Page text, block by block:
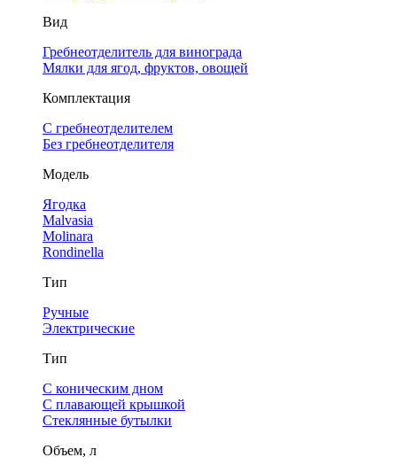
Вид
Гребнеотделитель для винограда
Мялки для ягод, фруктов, овощей
Комплектация
С гребнеотделителем
Без гребнеотделителя
Модель
Ягодка
Malvasia
Molinara
Rondinella
Тип
Ручные
Электрические
Тип
С коническим дном
С плавающей крышкой
Стеклянные бутылки
Объем, л